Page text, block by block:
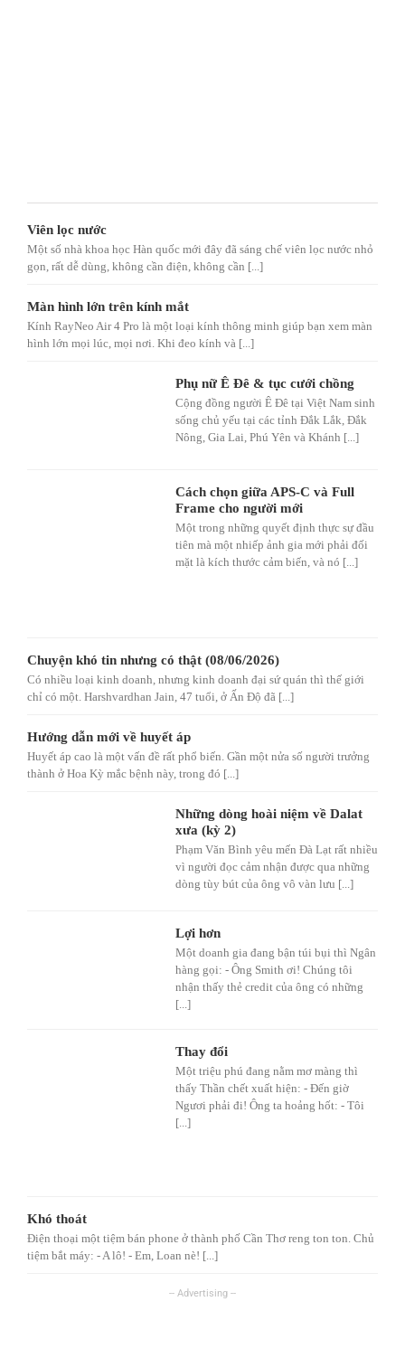
Viên lọc nước
Một số nhà khoa học Hàn quốc mới đây đã sáng chế viên lọc nước nhỏ
gọn, rất dễ dùng, không cần điện, không cần [...]
Màn hình lớn trên kính mắt
Kính RayNeo Air 4 Pro là một loại kính thông minh giúp bạn xem màn
hình lớn mọi lúc, mọi nơi. Khi đeo kính và [...]
Phụ nữ Ê Đê & tục cưới chồng
Cộng đồng người Ê Đê tại Việt Nam sinh
sống chủ yếu tại các tỉnh Đắk Lắk, Đắk
Nông, Gia Lai, Phú Yên và Khánh [...]
Cách chọn giữa APS-C và Full
Frame cho người mới
Một trong những quyết định thực sự đầu
tiên mà một nhiếp ảnh gia mới phải đối
mặt là kích thước cảm biến, và nó [...]
Chuyện khó tin nhưng có thật (08/06/2026)
Có nhiều loại kinh doanh, nhưng kinh doanh đại sứ quán thì thế giới
chỉ có một. Harshvardhan Jain, 47 tuổi, ở Ấn Độ đã [...]
Hướng dẫn mới về huyết áp
Huyết áp cao là một vấn đề rất phổ biến. Gần một nửa số người trưởng
thành ở Hoa Kỳ mắc bệnh này, trong đó [...]
Những dòng hoài niệm về Dalat
xưa (kỳ 2)
Phạm Văn Bình yêu mến Đà Lạt rất nhiều
vì người đọc cảm nhận được qua những
dòng tùy bút của ông vô vàn lưu [...]
Lợi hơn
Một doanh gia đang bận túi bụi thì Ngân
hàng gọi: - Ông Smith ơi! Chúng tôi
nhận thấy thẻ credit của ông có những
[...]
Thay đổi
Một triệu phú đang nằm mơ màng thì
thấy Thần chết xuất hiện: - Đến giờ
Ngươi phải đi! Ông ta hoảng hốt: - Tôi
[...]
Khó thoát
Điện thoại một tiệm bán phone ở thành phố Cần Thơ reng ton ton. Chủ
tiệm bắt máy: - A lô! - Em, Loan nè! [...]